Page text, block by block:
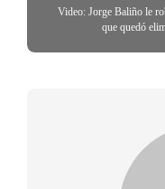
Video: Jorge Baliño le
que quedó